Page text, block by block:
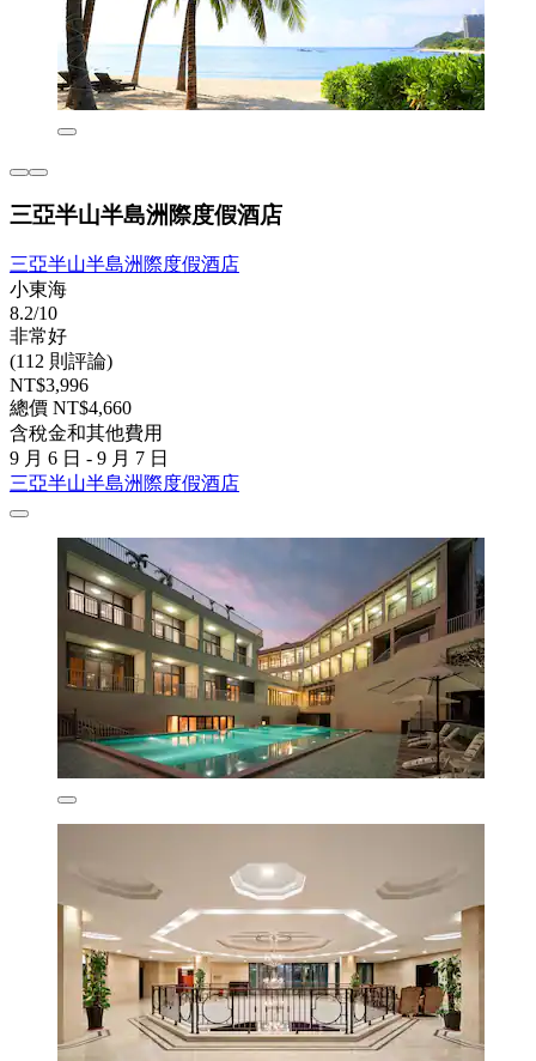
三亞半山半島洲際度假酒店
三亞半山半島洲際度假酒店
小東海
8.2/10
非常好
(112 則評論)
NT$3,996
總價 NT$4,660
含稅金和其他費用
9 月 6 日 - 9 月 7 日
三亞半山半島洲際度假酒店